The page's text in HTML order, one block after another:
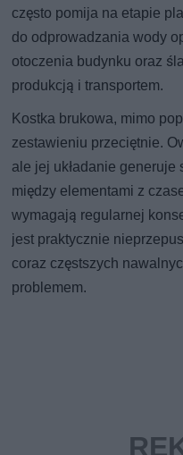
często pomija na etapie
do odprowadzania wody
otoczenia budynku oraz
produkcją i transportem.
Kostka brukowa, mimo
zestawieniu przeciętnie.
ale jej układanie
między elementami z
wymagają regularnej
jest praktycznie
coraz częstszych
problemem.